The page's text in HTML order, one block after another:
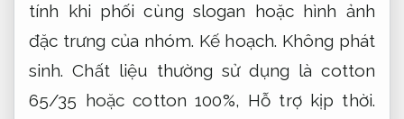
tính khi phối cùng slogan hoặc hình ảnh
đặc trưng của nhóm. Kế hoạch. Không phát
sinh. Chất liệu thường sử dụng là cotton
65/35 hoặc cotton 100%, Hỗ trợ kịp thời.